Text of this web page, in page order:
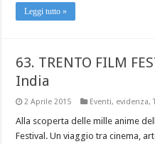
Leggi tutto »
63. TRENTO FILM
India
2 Aprile 2015 Eventi, evidenza,
Alla scoperta delle mille anime
Festival. Un viaggio tra cinema,